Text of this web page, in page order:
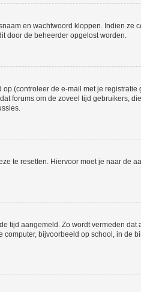
en wachtwoord kloppen. Indien ze
door de beheerder opgelost worden.
(controleer de e-mail met je
forums om de zoveel tijd gebruikers,
te resetten. Hiervoor moet je naar de
tijd aangemeld. Zo wordt vermeden
bijvoorbeeld op school, in de